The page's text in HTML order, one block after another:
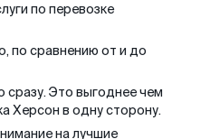
по перевозке
по сравнению от и до
сразу. Это выгоднее чем
Херсон в одну сторону.
на лучшие